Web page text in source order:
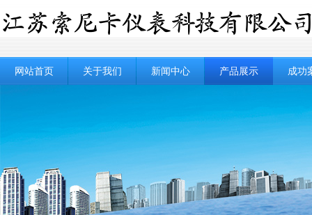
网站首页 关于我们 新闻中心 产品展示 成功